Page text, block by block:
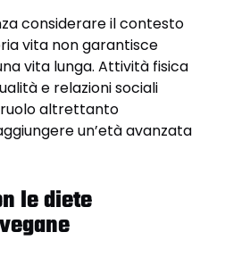
considerare il contesto
vita non garantisce
vita lunga. Attività fisica
e relazioni sociali
altrettanto
un’età avanzata
le diete